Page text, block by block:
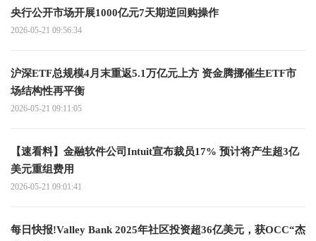
央行公开市场开展1000亿元7天期逆回购操作
2026-05-21 09:56:34
沪深ETF总规模4月末重返5.1万亿元上方 资金腾挪催生ETF市
场结构性再平衡
2026-05-21 09:11:05
【速看料】金融软件公司Intuit宣布裁员17% 预计将产生超3亿
美元重组费用
2026-05-21 09:01:41
每日快报!Valley Bank 2025年社区投资超36亿美元，获OCC“杰